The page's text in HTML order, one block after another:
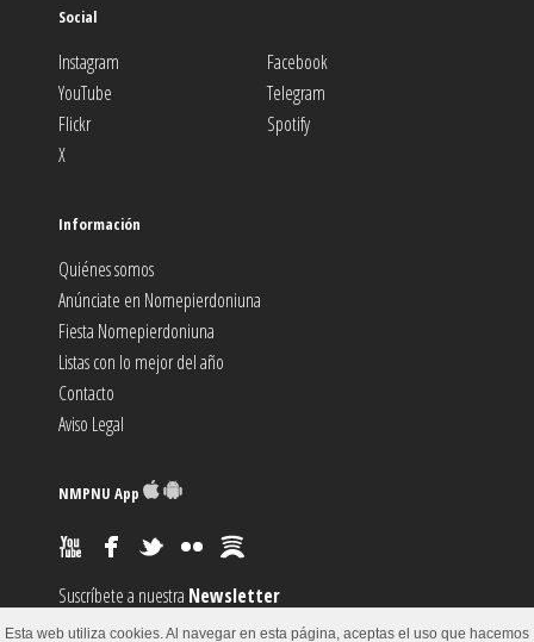
Social
Instagram
Facebook
YouTube
Telegram
Flickr
Spotify
X
Información
Quiénes somos
Anúnciate en Nomepierdoniuna
Fiesta Nomepierdoniuna
Listas con lo mejor del año
Contacto
Aviso Legal
NMPNU App
Suscríbete a nuestra Newsletter
Suscríbete al canalRSS
Esta web utiliza cookies. Al navegar en esta página, aceptas el uso que hacemos